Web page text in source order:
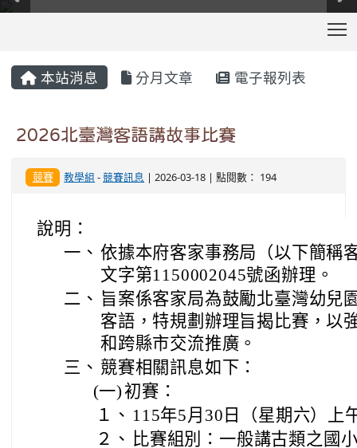
本站消息 分月文章 電子報列表
2026北臺灣客語講故事比賽
競賽 教學組 -競賽訊息 | 2026-03-18 | 點閱數： 194
說明：
一、 依據本府客家事務局（以下簡稱
文字第1150002045號函辦理。
二、 旨案係客家局為鼓勵北臺灣幼兒
客語，特規劃辦理旨揭比賽，以
和跨縣市交流推廣。
三、 競賽相關訊息如下：
(一) 初賽：
１、 115年5月30日（星期六）上
２、 比賽組別：一般講古類之國